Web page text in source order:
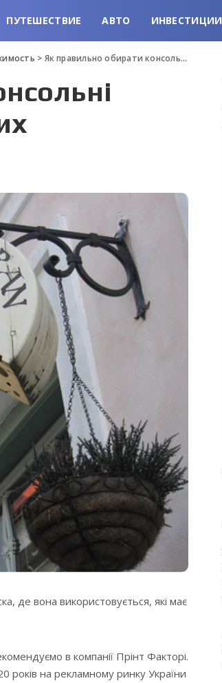
ПУТЕШЕСТВИЕ АВТО ИНВЕСТИЦИИ
> Як правильно обирати консольні вивіски та поняття про них
де вона використовується, які має
в компанії Прінт Факторі.
років на рекламному ринку України